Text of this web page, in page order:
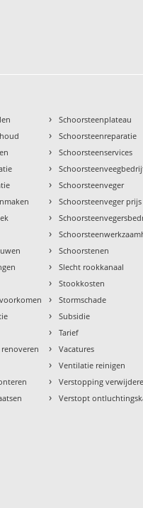
› Schoorsteenplateau
› Schoorsteenreparatie
› Schoorsteenservices
›
› Schoorsteenveger
› Schoorsteenveger prijs
›
›
› Schoorstenen
› Slecht rookkanaal
› Stookkosten
› Stormschade
› Subsidie
› Tarief
› Vacatures
› Ventilatie reinigen
› Verstopping
› Verstopt